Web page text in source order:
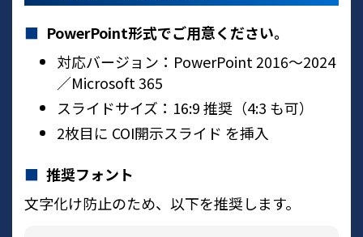
PowerPoint形式でご用意ください。
対応バージョン：PowerPoint 2016〜2024
／Microsoft 365
スライドサイズ：16:9 推奨（4:3 も可）
2枚目に COI開示スライド を挿入
推奨フォント
文字化け防止のため、以下を推奨します。